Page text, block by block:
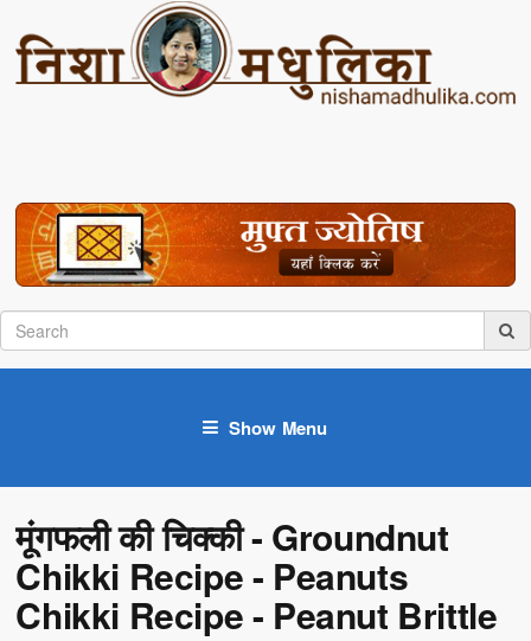
Show Menu
मूंगफली की चिक्की - Groundnut
Chikki Recipe - Peanuts
Chikki Recipe - Peanut Brittle